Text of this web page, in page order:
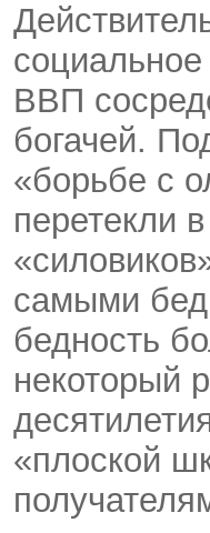
ВВП
богачей.
«борьбе с
перетекли
самыми
бедность
некоторый
«плоской